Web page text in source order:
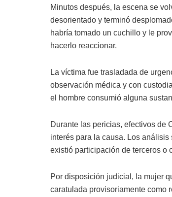
Minutos después, la escena se
desorientado y terminó
habría tomado un cuchillo y le
hacerlo reaccionar.
La víctima fue trasladada de
observación médica y con
el hombre consumió alguna
Durante las pericias, efectivos de
interés para la causa. Los
existió participación de terceros o
Por disposición judicial, la mujer
caratulada provisoriamente como